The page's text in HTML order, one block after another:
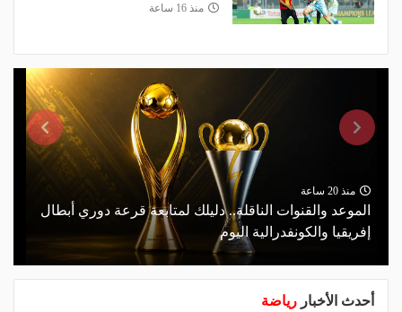
منذ 16 ساعة
منذ 20 ساعة
الموعد والقنوات الناقلة.. دليلك لمتابعة قرعة دوري أبطال
إفريقيا والكونفدرالية اليوم
أحدث الأخبار رياضة